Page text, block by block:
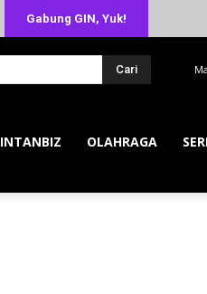
Gabung GIN, Yuk!
Cari
INTANBIZ OLAHRAGA